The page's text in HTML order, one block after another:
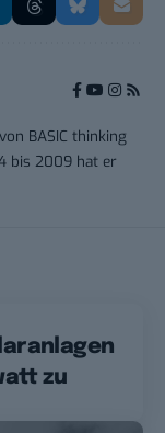
BASIC thinking
bis 2009 hat er
zu